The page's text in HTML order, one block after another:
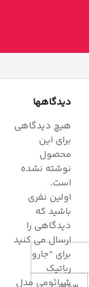
دیدگاهها
هیچ دیدگاهی
برای این
محصول
نوشته نشده
است.
اولین نفری
باشید که
دیدگاهی را
ارسال می کنید
برای “جارو
رباتیک
شیائومی مدل